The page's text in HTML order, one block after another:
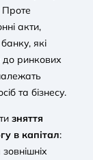
Проте
акти,
які
ринкових
та бізнесу.
зняття
в капітал: